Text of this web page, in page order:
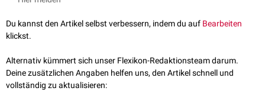
Meist ist ein Brainstorming für eine Dauer von 5 bis 30 Minuten
angesetzt.
Du kannst den Artikel selbst verbessern, indem du auf Bearbeiten
klickst.
Alternativ kümmert sich unser Flexikon-Redaktionsteam darum.
Deine zusätzlichen Angaben helfen uns, den Artikel schnell und
vollständig zu aktualisieren: